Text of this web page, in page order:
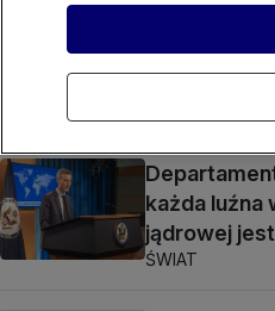
"Również o
porównuje
długą wojnę
każda luźna
jądrowej
ŚWIAT